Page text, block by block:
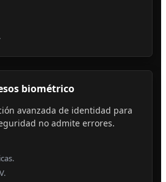
biométrico
avanzada de identidad para
no admite errores.